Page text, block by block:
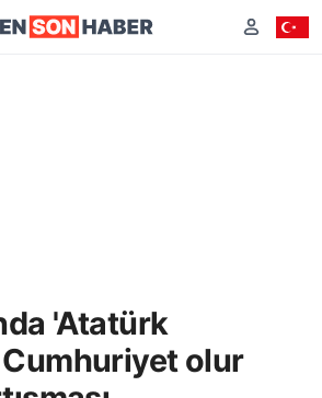
'Atatürk
Cumhuriyet olur